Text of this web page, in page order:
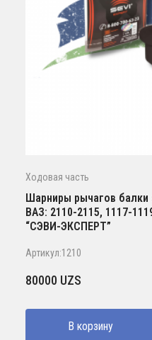
Ходовая часть
Шарниры рычагов
ВАЗ: 2110-2115, 1117-
“СЭВИ-ЭКСПЕРТ”
Артикул:1210
80000 UZS
В корзину